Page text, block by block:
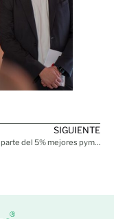
SIGUIENTE
Formamos parte del 5% mejores pymes de España